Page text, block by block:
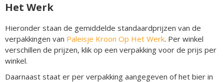
Het Werk
Hieronder staan de gemiddelde standaardprijzen van de
verpakkingen van Paleisje Kroon Op Het Werk. Per winkel
verschillen de prijzen, klik op een verpakking voor de prijs per
winkel.
Daarnaast staat er per verpakking aangegeven of het bier in